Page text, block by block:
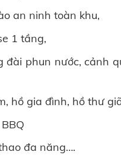
an ninh toàn khu,
1 tầng,
đài phun nước, cảnh
hồ gia đình, hồ thư
đa năng….